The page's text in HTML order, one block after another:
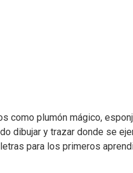
como plumón mágico,
dibujar y trazar donde se
para los primeros